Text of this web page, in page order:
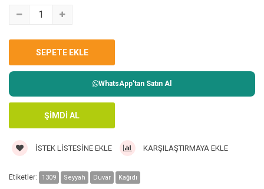
WhatsApp'tan Satın Al
İSTEK LISTESINE EKLE KARŞILAŞTIRMAYA EKLE
Etiketler: 1309 Seyyah Duvar Kağıdı